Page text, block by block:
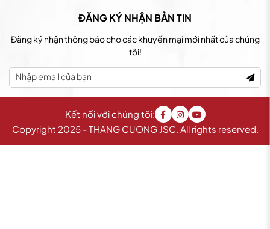
ĐĂNG KÝ NHẬN BẢN TIN
Đăng ký nhận thông báo cho các khuyến mại mới nhất của chúng
tôi!
Copyright 2025 - THANG CUONG JSC. All rights reserved.
Kết nối với chúng tôi: